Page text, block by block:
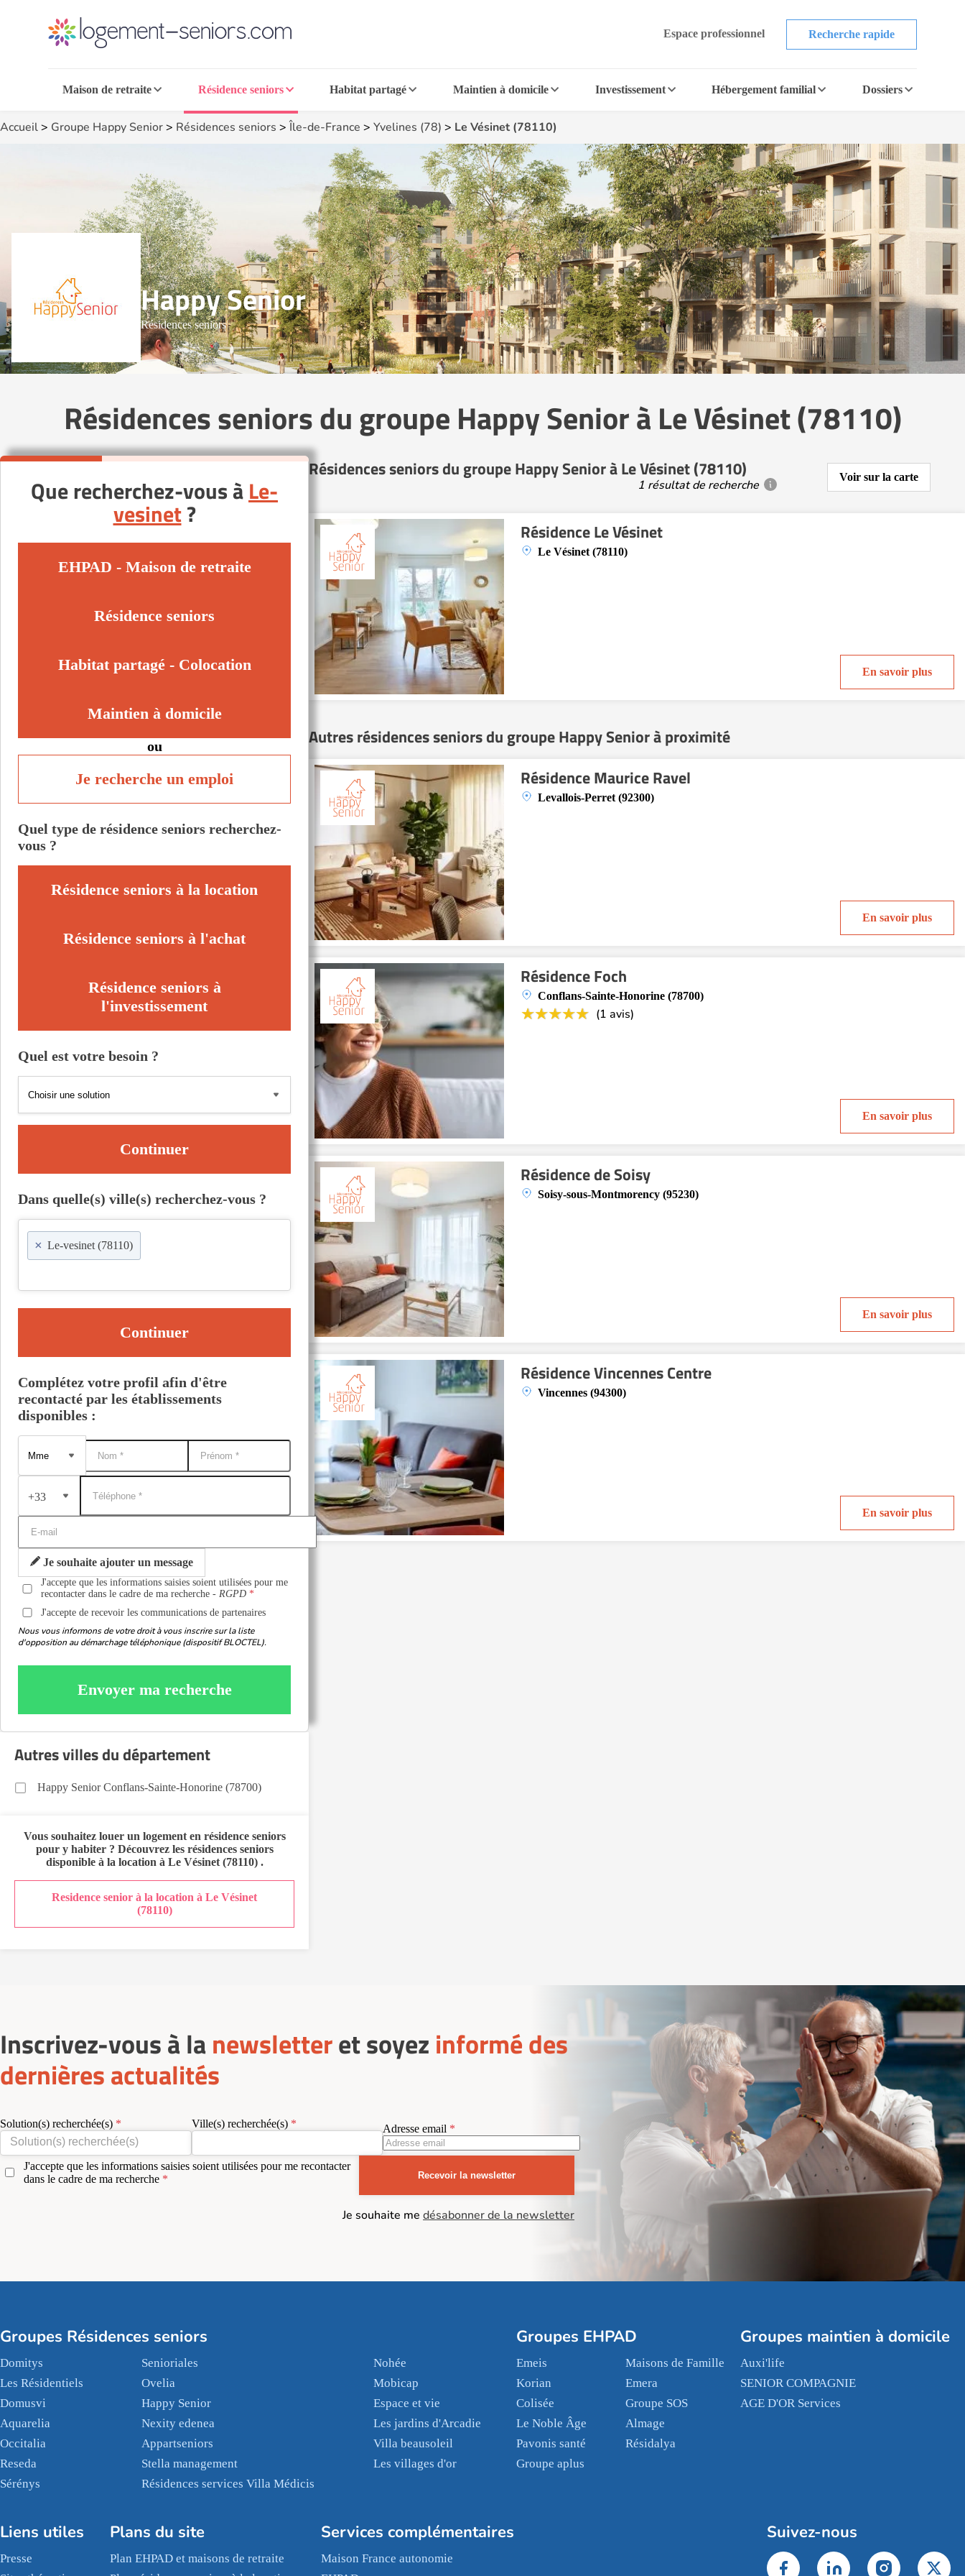
Espace professionnel Recherche rapide
Maison de retraite Résidence seniors Habitat partagé Maintien à domicile Investissement Hébergement familial Dossiers
Accueil> Groupe Happy Senior> Résidences seniors > Île-de-France > Yvelines (78) > Le Vésinet (78110)
Happy Senior
Résidences seniors
Résidences seniors du groupe Happy Senior à Le Vésinet (78110)
Résidences seniors du groupe Happy Senior à Le Vésinet (78110)
1 résultat de recherche
Voir sur la carte
Résidence Le Vésinet
Le Vésinet (78110)
En savoir plus
Autres résidences seniors du groupe Happy Senior à proximité
Résidence Maurice Ravel
Levallois-Perret (92300)
En savoir plus
Résidence Foch
Conflans-Sainte-Honorine (78700)
(1 avis)
En savoir plus
Résidence de Soisy
Soisy-sous-Montmorency (95230)
En savoir plus
Résidence Vincennes Centre
Vincennes (94300)
En savoir plus
Que recherchez-vous àLe-
vesinet?
EHPAD - Maison de retraite
Résidence seniors
Habitat partagé - Colocation
Maintien à domicile
ou
Je recherche un emploi
Quel type de résidence seniors recherchez-
vous ?
Résidence seniors à la location
Résidence seniors à l'achat
Résidence seniors à
l'investissement
Quel est votre besoin ?
Continuer
Dans quelle(s) ville(s) recherchez-vous ?
× Le-vesinet (78110)
Continuer
Complétez votre profil afin d'être
recontacté par les établissements
disponibles :
+33
Je souhaite ajouter un message
J'accepte que les informations saisies soient utilisées pour me
recontacter dans le cadre de ma recherche -RGPD
J'accepte de recevoir les communications de partenaires
Nous vous informons de votre droit à vous inscrire sur la liste
d'opposition au démarchage téléphonique (dispositif BLOCTEL).
Envoyer ma recherche
Autres villes du département
Happy Senior Conflans-Sainte-Honorine (78700)
Vous souhaitez louer un logement en résidence seniors
pour y habiter ? Découvrez les résidences seniors
disponible à la location à Le Vésinet (78110).
Residence senior à la location à Le Vésinet
(78110)
Inscrivez-vous à lanewsletteret soyez informé des
dernières actualités
Solution(s) recherchée(s) Ville(s) recherchée(s) Adresse email
J'accepte que les informations saisies soient utilisées pour me recontacter
dans le cadre de ma recherche
Recevoir la newsletter
Je souhaite me désabonner de la newsletter
Groupes Résidences seniors
Domitys Senioriales
Nohée
Les Résidentiels
Ovelia
Mobicap
Domusvi
Happy Senior
Espace et vie
Aquarelia
Nexity edenea
Les jardins d'Arcadie
Occitalia
Appartseniors
Villa beausoleil
Reseda
Stella management
Les villages d'or
Sérénys
Résidences services Villa Médicis
Groupes EHPAD
Emeis
Maisons de Famille
Korian
Emera
Colisée
Groupe SOS
Le Noble Âge
Almage
Pavonis santé
Résidalya
Groupe aplus
Groupes maintien à domicile
Auxi'life
SENIOR COMPAGNIE
AGE D'OR Services
Liens utiles
Presse
Plans du site
Plan EHPAD et maisons de retraite
Services complémentaires
Maison France autonomie
Suivez-nous